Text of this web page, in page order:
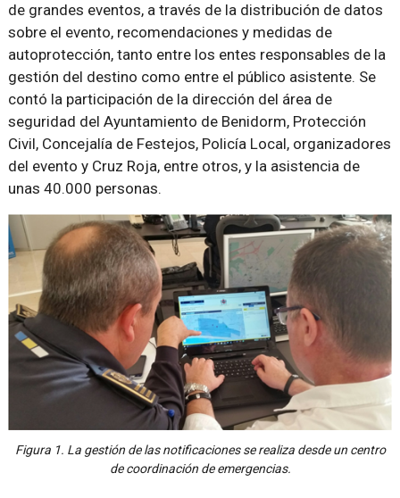
de grandes eventos, a través de la distribución de datos
sobre el evento, recomendaciones y medidas de
autoprotección, tanto entre los entes responsables de la
gestión del destino como entre el público asistente. Se
contó la participación de la dirección del área de
seguridad del Ayuntamiento de Benidorm, Protección
Civil, Concejalía de Festejos, Policía Local, organizadores
del evento y Cruz Roja, entre otros, y la asistencia de
unas 40.000 personas.
Figura 1. La gestión de las notificaciones se realiza desde un centro
de coordinación de emergencias.